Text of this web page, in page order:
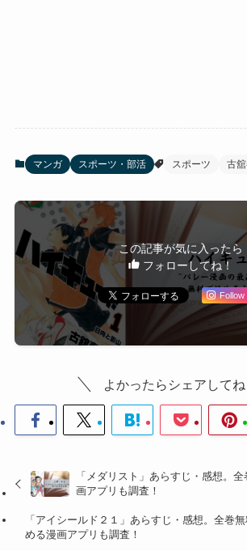
マンガ スポーツ・部活 スポーツ 古
この記事が気に入ったら
フォローしてね！
Follow
よかったらシェアしてね
「メダリスト」あらすじ・感想。
画アプリも調査！
「アイシールド２１」あらすじ・感想。全巻
める漫画アプリも調査！